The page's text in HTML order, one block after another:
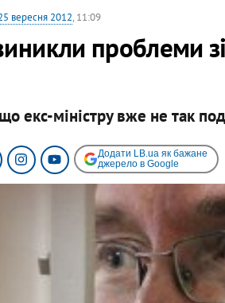
вересня 2012, 11:09
проблеми
екс-міністру вже не так
Додати LB.ua як бажане
джерело в Google